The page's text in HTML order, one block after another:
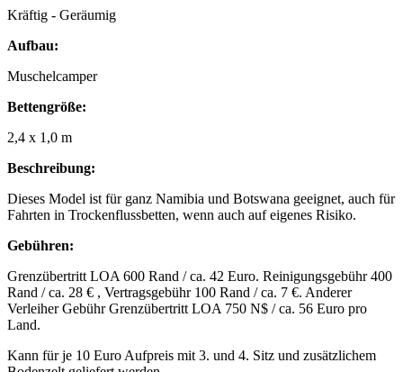
Kräftig - Geräumig
Aufbau:
Muschelcamper
Bettengröße:
2,4 x 1,0 m
Beschreibung:
Dieses Model ist für ganz Namibia und Botswana geeignet, auch für
Fahrten in Trockenflussbetten, wenn auch auf eigenes Risiko.
Gebühren:
Grenzübertritt LOA 600 Rand / ca. 42 Euro. Reinigungsgebühr 400
Rand / ca. 28 € , Vertragsgebühr 100 Rand / ca. 7 €. Anderer
Verleiher Gebühr Grenzübertritt LOA 750 N$ / ca. 56 Euro pro
Land.
Kann für je 10 Euro Aufpreis mit 3. und 4. Sitz und zusätzlichem